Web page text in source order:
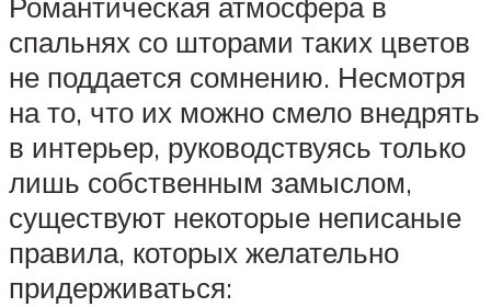
спальнях со шторами таких цветов
не поддается сомнению. Несмотря
на то, что их можно смело внедрять
в интерьер, руководствуясь только
лишь собственным замыслом,
существуют некоторые неписаные
правила, которых желательно
придерживаться: